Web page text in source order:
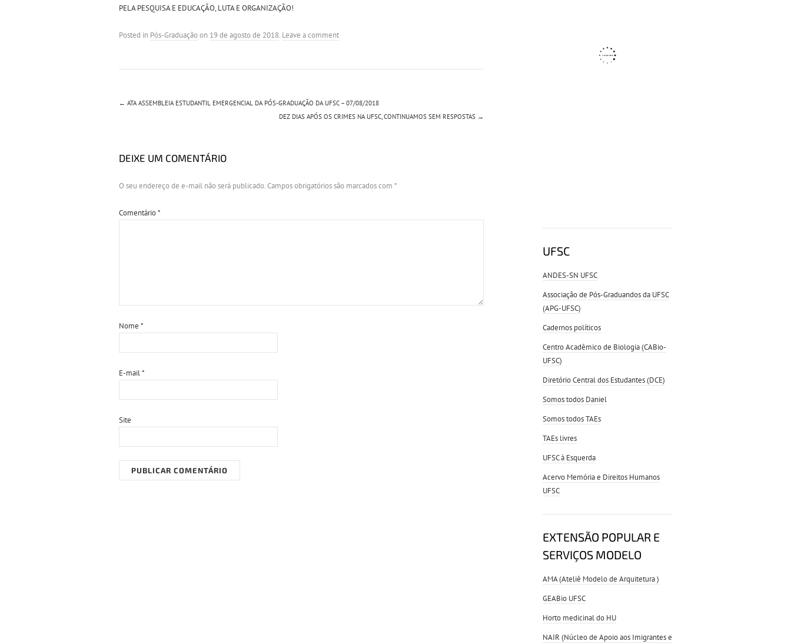
PELA PESQUISA E EDUCAÇÃO, LUTA E ORGANIZAÇÃO!
Posted in Pós-Graduaçãoon 19 de agosto de 2018. Leave a comment
← ATA ASSEMBLEIA ESTUDANTIL EMERGENCIAL DA PÓS-GRADUAÇÃO DA UFSC – 07/08/2018
DEZ DIAS APÓS OS CRIMES NA UFSC, CONTINUAMOS SEM RESPOSTAS →
DEIXE UM COMENTÁRIO
O seu endereço de e-mail não será publicado.Campos obrigatórios são marcados com *
Comentário*
Nome *
E-mail*
Site
UFSC
ANDES-SN UFSC
Associação de Pós-Graduandos da UFSC
(APG-UFSC)
Cadernos políticos
Centro Acadêmico de Biologia (CABio-
UFSC)
Diretório Central dos Estudantes (DCE)
Somos todos Daniel
Somos todos TAEs
TAEs livres
UFSC à Esquerda
Acervo Memória e Direitos Humanos
UFSC
EXTENSÃO POPULAR E
SERVIÇOS MODELO
AMA (Ateliê Modelo de Arquitetura )
GEABio UFSC
Horto medicinal do HU
NAIR (Núcleo de Apoio aos Imigrantes e